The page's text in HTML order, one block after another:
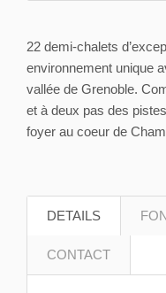
22 demi-chalets
environnement unique
vallée de Grenoble.
et à deux pas des
foyer au coeur de
DETAILS
CONTACT